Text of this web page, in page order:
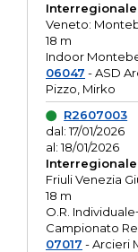
Interregionale
Veneto:
18 m
Indoor
06047 - ASD
Pizzo, Mirko
R2607003
dal: 17/01/2026
al: 18/01/2026
Interregionale
Friuli Venezia
18 m
O.R.
Campionato
07017 - Arcieri